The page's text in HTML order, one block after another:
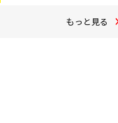
もっと見る